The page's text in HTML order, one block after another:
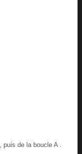
de la boucle A .